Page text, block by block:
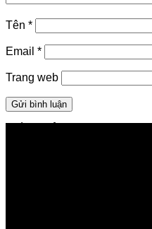
Tên *
Email *
Trang web